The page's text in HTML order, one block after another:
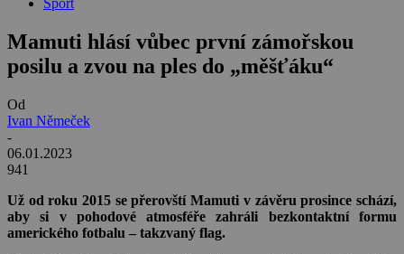
Sport
Mamuti hlásí vůbec první zámořskou
posilu a zvou na ples do „měšťáku“
Od
Ivan Němeček
-
06.01.2023
941
Už od roku 2015 se přerovští Mamuti v závěru prosince schází,
aby si v pohodové atmosféře zahráli bezkontaktní formu
amerického fotbalu – takzvaný flag.